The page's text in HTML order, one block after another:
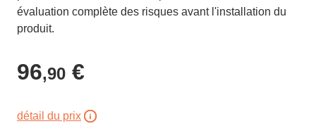
évaluation complète des risques avant l'installation du
produit.
96,90 €
détail du prix